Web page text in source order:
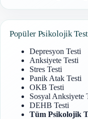
Popüler Psikolojik
Depresyon Testi
Anksiyete Testi
Stres Testi
Panik Atak Testi
OKB Testi
Sosyal Anksiyete
DEHB Testi
Tüm Psikolojik